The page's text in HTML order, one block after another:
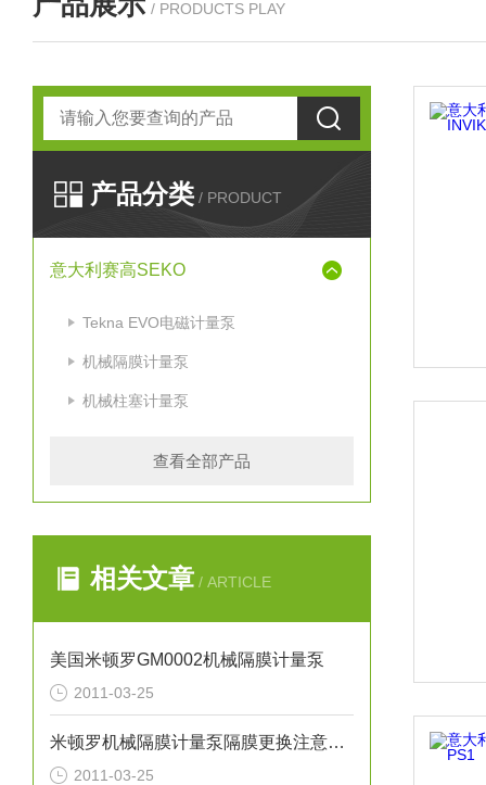
/ PRODUCTS PLAY
产品分类 / PRODUCT
意大利赛高SEKO
Tekna EVO电磁计量泵
机械隔膜计量泵
机械柱塞计量泵
查看全部产品
相关文章 / ARTICLE
美国米顿罗GM0002机械隔膜计量泵
2011-03-25
米顿罗机械隔膜计量泵隔膜更换注意事项
2011-03-25